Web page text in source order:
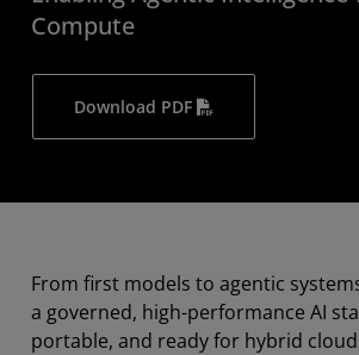
Compute
Download PDF
From first models to agentic
a governed, high-performance AI
portable, and ready for hybrid